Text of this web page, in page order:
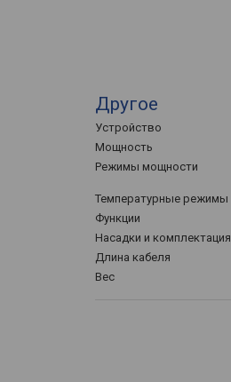
Другое
Устройство
Мощность
Режимы мощности
Температурные режимы
Функции
Насадки и комплектация
Длина кабеля
Вес